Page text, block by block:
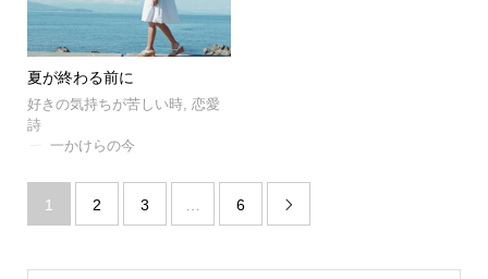
夏が終わる前に
好きの気持ちが苦しい時, 恋愛
詩
一かけらの今
1 2 3 6 